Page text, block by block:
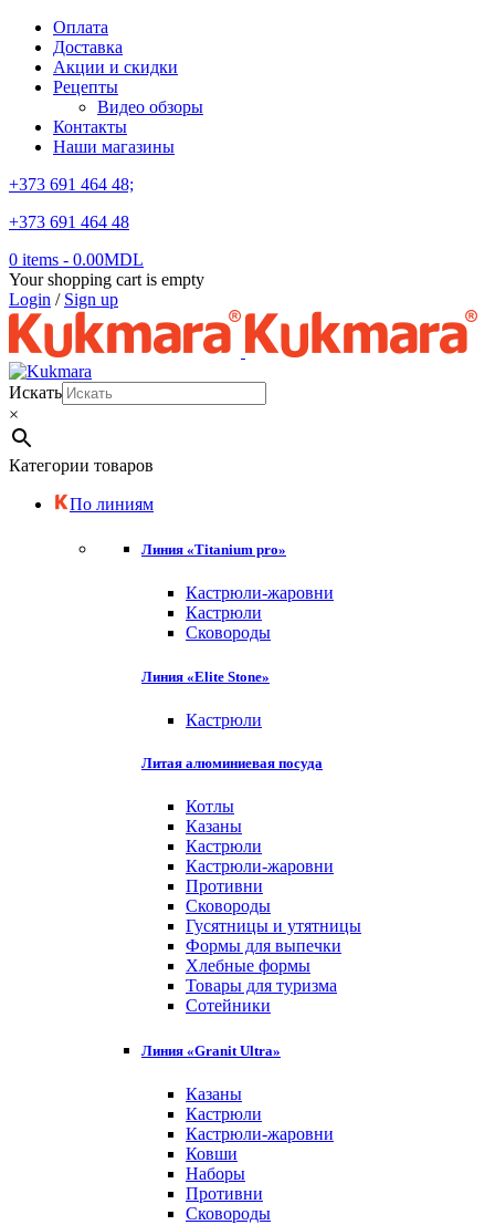
Оплата
Доставка
Акции и скидки
Рецепты
Видео обзоры
Контакты
Наши магазины
+373 691 464 48;
+373 691 464 48
0 items - 0.00MDL
Your shopping cart is empty
Login / Sign up
Искать
×
Категории товаров
По линиям
Линия «Titanium pro»
Кастрюли-жаровни
Кастрюли
Сковороды
Линия «Elite Stone»
Кастрюли
Литая алюминиевая посуда
Котлы
Казаны
Кастрюли
Кастрюли-жаровни
Противни
Сковороды
Гусятницы и утятницы
Формы для выпечки
Хлебные формы
Товары для туризма
Сотейники
Линия «Granit Ultra»
Казаны
Кастрюли
Кастрюли-жаровни
Ковши
Наборы
Противни
Сковороды